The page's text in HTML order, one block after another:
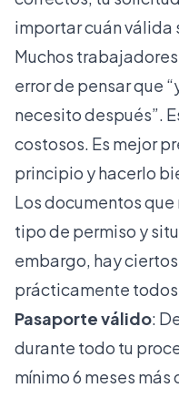
importar cuán válida
Muchos
error de pensar que
necesito después”.
costosos. Es mejor
principio y hacerlo
Los documentos
tipo de permiso y
embargo, hay
prácticamente
Pasaporte válido:
durante todo tu
mínimo 6 meses más